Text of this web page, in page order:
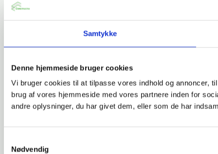
Samtykke
Denne hjemmeside bruger cookies
Vi bruger cookies til at tilpasse vores indhold og annoncer,
brug af vores hjemmeside med vores partnere inden for
andre oplysninger, du har givet dem, eller som de har
Nødvendig